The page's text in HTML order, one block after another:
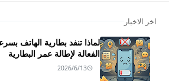
اخر الاخبار
لماذا تنفد بطارية الهاتف
الفعالة لإطالة عمر البطارية
2026/6/13